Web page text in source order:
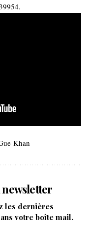
Khan
les dernières
votre boîte mail.